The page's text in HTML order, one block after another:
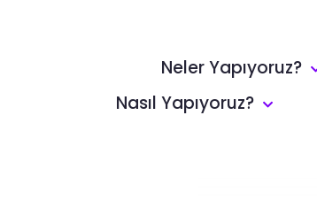
Neler Yapıyoruz?
Nasıl Yapıyoruz?